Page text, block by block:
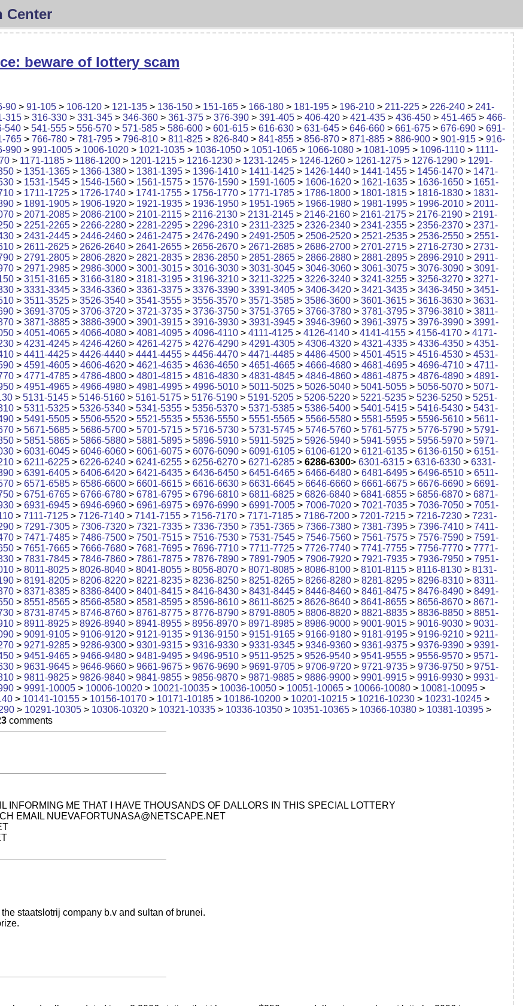
Center
beware of lottery scam
90 > 91-105 > 106-120 > 121-135 > 136-150 > 151-165 > 166-180 > 181-195 > 196-210 > 211-225 > 226-240 > 241-
315 > 316-330 > 331-345 > 346-360 > 361-375 > 376-390 > 391-405 > 406-420 > 421-435 > 436-450 > 451-465 > 466-
540 > 541-555 > 556-570 > 571-585 > 586-600 > 601-615 > 616-630 > 631-645 > 646-660 > 661-675 > 676-690 > 691-
765 > 766-780 > 781-795 > 796-810 > 811-825 > 826-840 > 841-855 > 856-870 > 871-885 > 886-900 > 901-915 > 916-
990 > 991-1005 > 1006-1020 > 1021-1035 > 1036-1050 > 1051-1065 > 1066-1080 > 1081-1095 > 1096-1110 > 1111-
> 1171-1185 > 1186-1200 > 1201-1215 > 1216-1230 > 1231-1245 > 1246-1260 > 1261-1275 > 1276-1290 > 1291-
> 1351-1365 > 1366-1380 > 1381-1395 > 1396-1410 > 1411-1425 > 1426-1440 > 1441-1455 > 1456-1470 > 1471-
> 1531-1545 > 1546-1560 > 1561-1575 > 1576-1590 > 1591-1605 > 1606-1620 > 1621-1635 > 1636-1650 > 1651-
> 1711-1725 > 1726-1740 > 1741-1755 > 1756-1770 > 1771-1785 > 1786-1800 > 1801-1815 > 1816-1830 > 1831-
> 1891-1905 > 1906-1920 > 1921-1935 > 1936-1950 > 1951-1965 > 1966-1980 > 1981-1995 > 1996-2010 > 2011-
> 2071-2085 > 2086-2100 > 2101-2115 > 2116-2130 > 2131-2145 > 2146-2160 > 2161-2175 > 2176-2190 > 2191-
> 2251-2265 > 2266-2280 > 2281-2295 > 2296-2310 > 2311-2325 > 2326-2340 > 2341-2355 > 2356-2370 > 2371-
> 2431-2445 > 2446-2460 > 2461-2475 > 2476-2490 > 2491-2505 > 2506-2520 > 2521-2535 > 2536-2550 > 2551-
> 2611-2625 > 2626-2640 > 2641-2655 > 2656-2670 > 2671-2685 > 2686-2700 > 2701-2715 > 2716-2730 > 2731-
> 2791-2805 > 2806-2820 > 2821-2835 > 2836-2850 > 2851-2865 > 2866-2880 > 2881-2895 > 2896-2910 > 2911-
> 2971-2985 > 2986-3000 > 3001-3015 > 3016-3030 > 3031-3045 > 3046-3060 > 3061-3075 > 3076-3090 > 3091-
> 3151-3165 > 3166-3180 > 3181-3195 > 3196-3210 > 3211-3225 > 3226-3240 > 3241-3255 > 3256-3270 > 3271-
> 3331-3345 > 3346-3360 > 3361-3375 > 3376-3390 > 3391-3405 > 3406-3420 > 3421-3435 > 3436-3450 > 3451-
> 3511-3525 > 3526-3540 > 3541-3555 > 3556-3570 > 3571-3585 > 3586-3600 > 3601-3615 > 3616-3630 > 3631-
> 3691-3705 > 3706-3720 > 3721-3735 > 3736-3750 > 3751-3765 > 3766-3780 > 3781-3795 > 3796-3810 > 3811-
> 3871-3885 > 3886-3900 > 3901-3915 > 3916-3930 > 3931-3945 > 3946-3960 > 3961-3975 > 3976-3990 > 3991-
> 4051-4065 > 4066-4080 > 4081-4095 > 4096-4110 > 4111-4125 > 4126-4140 > 4141-4155 > 4156-4170 > 4171-
> 4231-4245 > 4246-4260 > 4261-4275 > 4276-4290 > 4291-4305 > 4306-4320 > 4321-4335 > 4336-4350 > 4351-
> 4411-4425 > 4426-4440 > 4441-4455 > 4456-4470 > 4471-4485 > 4486-4500 > 4501-4515 > 4516-4530 > 4531-
> 4591-4605 > 4606-4620 > 4621-4635 > 4636-4650 > 4651-4665 > 4666-4680 > 4681-4695 > 4696-4710 > 4711-
> 4771-4785 > 4786-4800 > 4801-4815 > 4816-4830 > 4831-4845 > 4846-4860 > 4861-4875 > 4876-4890 > 4891-
> 4951-4965 > 4966-4980 > 4981-4995 > 4996-5010 > 5011-5025 > 5026-5040 > 5041-5055 > 5056-5070 > 5071-
> 5131-5145 > 5146-5160 > 5161-5175 > 5176-5190 > 5191-5205 > 5206-5220 > 5221-5235 > 5236-5250 > 5251-
> 5311-5325 > 5326-5340 > 5341-5355 > 5356-5370 > 5371-5385 > 5386-5400 > 5401-5415 > 5416-5430 > 5431-
> 5491-5505 > 5506-5520 > 5521-5535 > 5536-5550 > 5551-5565 > 5566-5580 > 5581-5595 > 5596-5610 > 5611-
> 5671-5685 > 5686-5700 > 5701-5715 > 5716-5730 > 5731-5745 > 5746-5760 > 5761-5775 > 5776-5790 > 5791-
> 5851-5865 > 5866-5880 > 5881-5895 > 5896-5910 > 5911-5925 > 5926-5940 > 5941-5955 > 5956-5970 > 5971-
> 6031-6045 > 6046-6060 > 6061-6075 > 6076-6090 > 6091-6105 > 6106-6120 > 6121-6135 > 6136-6150 > 6151-
> 6211-6225 > 6226-6240 > 6241-6255 > 6256-6270 > 6271-6285 > 6286-6300> 6301-6315 > 6316-6330 > 6331-
> 6391-6405 > 6406-6420 > 6421-6435 > 6436-6450 > 6451-6465 > 6466-6480 > 6481-6495 > 6496-6510 > 6511-
> 6571-6585 > 6586-6600 > 6601-6615 > 6616-6630 > 6631-6645 > 6646-6660 > 6661-6675 > 6676-6690 > 6691-
> 6751-6765 > 6766-6780 > 6781-6795 > 6796-6810 > 6811-6825 > 6826-6840 > 6841-6855 > 6856-6870 > 6871-
> 6931-6945 > 6946-6960 > 6961-6975 > 6976-6990 > 6991-7005 > 7006-7020 > 7021-7035 > 7036-7050 > 7051-
> 7111-7125 > 7126-7140 > 7141-7155 > 7156-7170 > 7171-7185 > 7186-7200 > 7201-7215 > 7216-7230 > 7231-
> 7291-7305 > 7306-7320 > 7321-7335 > 7336-7350 > 7351-7365 > 7366-7380 > 7381-7395 > 7396-7410 > 7411-
> 7471-7485 > 7486-7500 > 7501-7515 > 7516-7530 > 7531-7545 > 7546-7560 > 7561-7575 > 7576-7590 > 7591-
> 7651-7665 > 7666-7680 > 7681-7695 > 7696-7710 > 7711-7725 > 7726-7740 > 7741-7755 > 7756-7770 > 7771-
> 7831-7845 > 7846-7860 > 7861-7875 > 7876-7890 > 7891-7905 > 7906-7920 > 7921-7935 > 7936-7950 > 7951-
> 8011-8025 > 8026-8040 > 8041-8055 > 8056-8070 > 8071-8085 > 8086-8100 > 8101-8115 > 8116-8130 > 8131-
> 8191-8205 > 8206-8220 > 8221-8235 > 8236-8250 > 8251-8265 > 8266-8280 > 8281-8295 > 8296-8310 > 8311-
> 8371-8385 > 8386-8400 > 8401-8415 > 8416-8430 > 8431-8445 > 8446-8460 > 8461-8475 > 8476-8490 > 8491-
> 8551-8565 > 8566-8580 > 8581-8595 > 8596-8610 > 8611-8625 > 8626-8640 > 8641-8655 > 8656-8670 > 8671-
> 8731-8745 > 8746-8760 > 8761-8775 > 8776-8790 > 8791-8805 > 8806-8820 > 8821-8835 > 8836-8850 > 8851-
> 8911-8925 > 8926-8940 > 8941-8955 > 8956-8970 > 8971-8985 > 8986-9000 > 9001-9015 > 9016-9030 > 9031-
> 9091-9105 > 9106-9120 > 9121-9135 > 9136-9150 > 9151-9165 > 9166-9180 > 9181-9195 > 9196-9210 > 9211-
> 9271-9285 > 9286-9300 > 9301-9315 > 9316-9330 > 9331-9345 > 9346-9360 > 9361-9375 > 9376-9390 > 9391-
> 9451-9465 > 9466-9480 > 9481-9495 > 9496-9510 > 9511-9525 > 9526-9540 > 9541-9555 > 9556-9570 > 9571-
> 9631-9645 > 9646-9660 > 9661-9675 > 9676-9690 > 9691-9705 > 9706-9720 > 9721-9735 > 9736-9750 > 9751-
> 9811-9825 > 9826-9840 > 9841-9855 > 9856-9870 > 9871-9885 > 9886-9900 > 9901-9915 > 9916-9930 > 9931-
> 9991-10005 > 10006-10020 > 10021-10035 > 10036-10050 > 10051-10065 > 10066-10080 > 10081-10095 >
> 10141-10155 > 10156-10170 > 10171-10185 > 10186-10200 > 10201-10215 > 10216-10230 > 10231-10245 >
> 10291-10305 > 10306-10320 > 10321-10335 > 10336-10350 > 10351-10365 > 10366-10380 > 10381-10395 >
comments
INFORMING ME THAT I HAVE THOUSANDS OF DALLORS IN THIS SPECIAL LOTTERY
EMAIL NUEVAFORTUNASA@NETSCAPE.NET
staatslotrij company b.v and sultan of brunei.